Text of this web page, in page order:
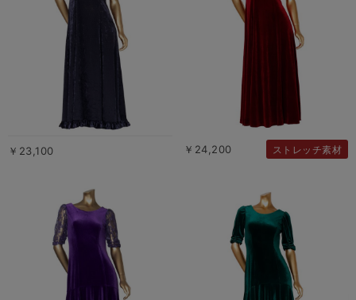
￥23,100 ￥24,200 ストレッチ素材